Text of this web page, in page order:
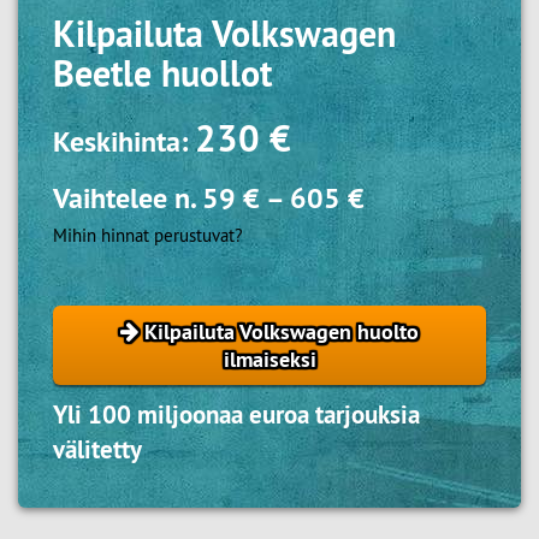
KilpailutaVolkswagen
Beetle huollot
Keskihinta:230 €
Vaihtelee n.59 €– 605 €
Mihin hinnat perustuvat?
Kilpailuta Volkswagen huolto
ilmaiseksi
Yli 100 miljoonaa euroa tarjouksia
välitetty